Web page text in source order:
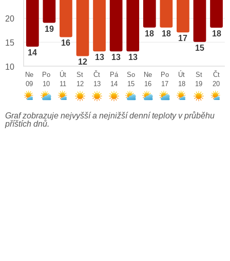
14
19
16
12
13 13 13
18 18
17
15
18
20
15
10
Ne
09
Po
10
Út
11
St
12
Čt
13
Pá
14
So
15
Ne
16
Po
17
Út
18
St
19
Čt
20
Graf zobrazuje nejvyšší a nejnižší denní teploty v průběhu
příštích dnů.